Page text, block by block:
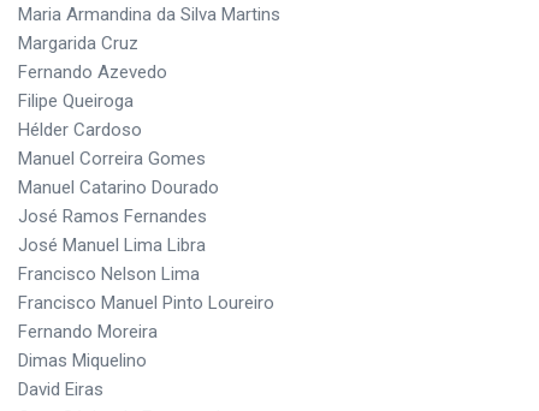
Maria Armandina da Silva Martins
Margarida Cruz
Fernando Azevedo
Filipe Queiroga
Hélder Cardoso
Manuel Correira Gomes
Manuel Catarino Dourado
José Ramos Fernandes
José Manuel Lima Libra
Francisco Nelson Lima
Francisco Manuel Pinto Loureiro
Fernando Moreira
Dimas Miquelino
David Eiras